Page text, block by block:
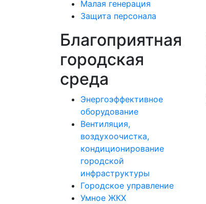
Малая генерация
Защита персонала
Благоприятная
городская
среда
Энергоэффективное
оборудование
Вентиляция,
воздухоочистка,
кондиционирование
городской
инфраструктуры
Городское управление
Умное ЖКХ